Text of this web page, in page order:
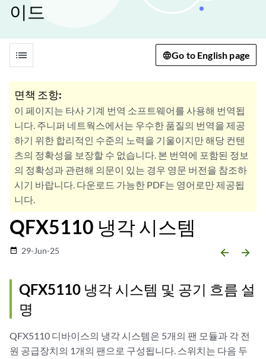
이드
list Go to English page
면책 조항:
이 페이지는 타사 기계 번역 소프트웨어를 사용해 번역됩
니다. 주니퍼 네트웍스에서는 우수한 품질의 번역을 제공
하기 위한 합리적인 수준의 노력을 기울이지만 해당 컨텐
츠의 정확성을 보장할 수 없습니다. 본 번역에 포함된 정보
의 정확성과 관련해 의문이 있는 경우 영문 버전을 참조하
시기 바랍니다. 다운로드 가능한 PDF는 영어로만 제공됩
니다.
QFX5110 냉각 시스템
date_range 29-Jun-25 arrow_backward arrow_forward
QFX5110 냉각 시스템 및 공기 흐름 설
명
QFX5110 디바이스의 냉각 시스템은 5개의 팬 모듈과 각 전
원 공급장치의 1개의 팬으로 구성됩니다. 스위치는 다음 두